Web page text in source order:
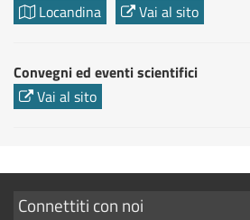
Locandina
Vai al sito
Convegni ed eventi scientifici
Vai al sito
Mostra
Connettiti con noi